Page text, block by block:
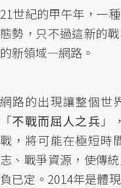
21世紀的甲午年，一
態勢，只不過這新的
的新領域—網路。
網路的出現讓整個世
「不戰而屈人之兵 」
戰，將可能在極短時
志、戰爭資源，使傳
負已定。2014年是體